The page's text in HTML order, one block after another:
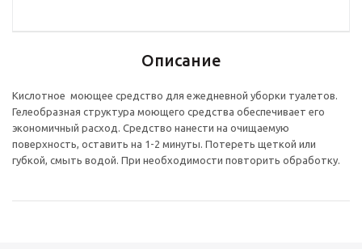
Описание
Кислотное моющее средство для ежедневной уборки туалетов.
Гелеобразная структура моющего средства обеспечивает его
экономичный расход. Средство нанести на очищаемую
поверхность, оставить на 1-2 минуты. Потереть щеткой или
губкой, смыть водой. При необходимости повторить обработку.